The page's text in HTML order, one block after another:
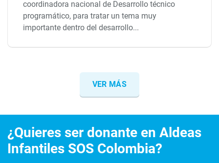
coordinadora nacional de Desarrollo técnico
programático, para tratar un tema muy
importante dentro del desarrollo...
VER MÁS
¿Quieres ser donante en Aldeas
Infantiles SOS Colombia?